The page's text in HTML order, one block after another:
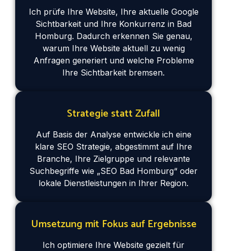
Ich prüfe Ihre Website, Ihre aktuelle Google
Sichtbarkeit und Ihre Konkurrenz in Bad
Homburg. Dadurch erkennen Sie genau,
warum Ihre Website aktuell zu wenig
Anfragen generiert und welche Probleme
Ihre Sichtbarkeit bremsen.
Strategie statt Zufall
Auf Basis der Analyse entwickle ich eine
klare SEO Strategie, abgestimmt auf Ihre
Branche, Ihre Zielgruppe und relevante
Suchbegriffe wie „SEO Bad Homburg“ oder
lokale Dienstleistungen in Ihrer Region.
Umsetzung mit Fokus auf Ergebnisse
Ich optimiere Ihre Website gezielt für